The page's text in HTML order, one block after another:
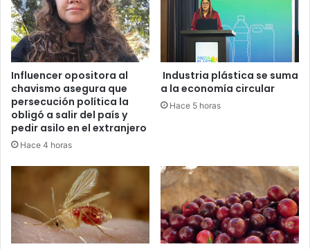
Influencer opositora al
chavismo asegura que
persecución política la
obligó a salir del país y
pedir asilo en el extranjero
Hace 4 horas
Industria plástica se suma
a la economía circular
Hace 5 horas